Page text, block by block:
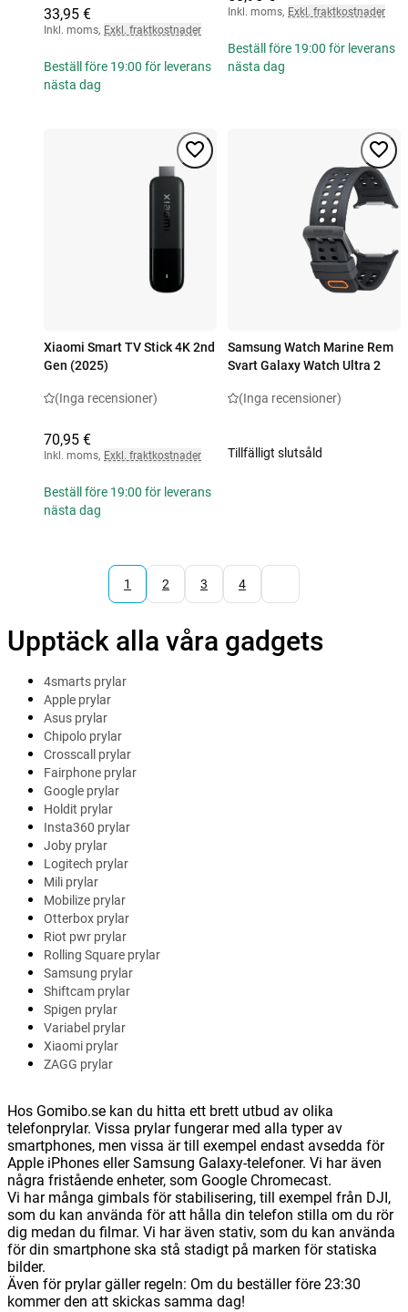
33,95 €
Inkl. moms, Exkl. fraktkostnader
Beställ före 19:00 för leverans
nästa dag
Inkl. moms, Exkl. fraktkostnader
Beställ före 19:00 för leverans
nästa dag
Xiaomi Smart TV Stick 4K 2nd
Gen (2025)
(Inga recensioner)
70,95 €
Inkl. moms, Exkl. fraktkostnader
Beställ före 19:00 för leverans
nästa dag
Samsung Watch Marine Rem
Svart Galaxy Watch Ultra 2
(Inga recensioner)
Tillfälligt slutsåld
1 2 3 4
Upptäck alla våra gadgets
4smarts prylar
Apple prylar
Asus prylar
Chipolo prylar
Crosscall prylar
Fairphone prylar
Google prylar
Holdit prylar
Insta360 prylar
Joby prylar
Logitech prylar
Mili prylar
Mobilize prylar
Otterbox prylar
Riot pwr prylar
Rolling Square prylar
Samsung prylar
Shiftcam prylar
Spigen prylar
Variabel prylar
Xiaomi prylar
ZAGG prylar
Hos Gomibo.se kan du hitta ett brett utbud av olika
telefonprylar. Vissa prylar fungerar med alla typer av
smartphones, men vissa är till exempel endast avsedda för
Apple iPhones eller Samsung Galaxy-telefoner. Vi har även
några fristående enheter, som Google Chromecast.
Vi har många gimbals för stabilisering, till exempel från DJI,
som du kan använda för att hålla din telefon stilla om du rör
dig medan du filmar. Vi har även stativ, som du kan använda
för din smartphone ska stå stadigt på marken för statiska
bilder.
Även för prylar gäller regeln: Om du beställer före 23:30
kommer den att skickas samma dag!